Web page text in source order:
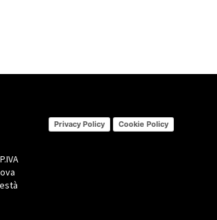
Privacy Policy Cookie Policy